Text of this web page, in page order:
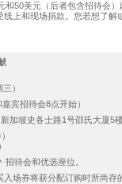
和50美元（后者包含招待会
上和现场捐款。您若想了解
）
宾招待会8点开始）
加坡史各士路1号邵氏大厦5楼
招待会和优选座位。
场券将获分配订购时所尚存